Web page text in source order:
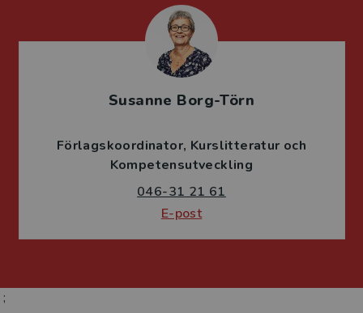
Susanne Borg-Törn
Förlagskoordinator Kurslitteratur och
Kompetensutveckling
046-31 21 61
E-post
;